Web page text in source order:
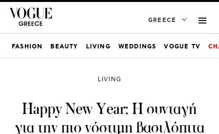
GREECE
FASHION BEAUTY LIVING WEDDINGS VOGUE TV
LIVING
Happy New Year: Η συνταγή
για την πιο νόστιμη βασιλόπιτα